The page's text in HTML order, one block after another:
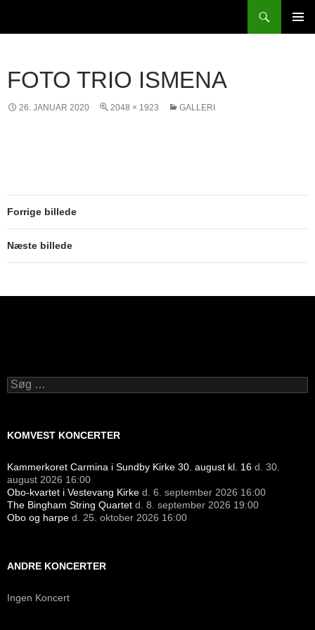
FOTO TRIO ISMENA
26. JANUAR 2020 2048 × 1923 GALLERI
Forrige billede
Næste billede
Søg
efter:
KOMVEST KONCERTER
Kammerkoret Carmina i Sundby Kirke 30. august kl. 16 d. 30.
august 2026 16:00
Obo-kvartet i Vestevang Kirke d. 6. september 2026 16:00
The Bingham String Quartet d. 8. september 2026 19:00
Obo og harpe d. 25. oktober 2026 16:00
ANDRE KONCERTER
Ingen Koncert